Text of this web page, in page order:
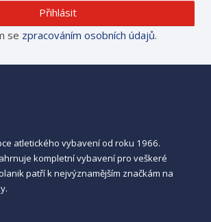
Přihlásit
se zpracováním osobních údajů.
atletického vybavení od roku 1966.
kompletní vybavení pro veškeré
patří k nejvýznamějším značkám na